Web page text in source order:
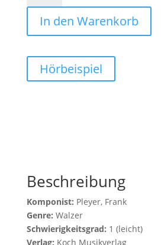
Menge
In den Warenkorb
Hörbeispiel
Beschreibung
Komponist: Pleyer, Frank
Genre: Walzer
Schwierigkeitsgrad: 1 (leicht)
Verlag: Koch Musikverlag